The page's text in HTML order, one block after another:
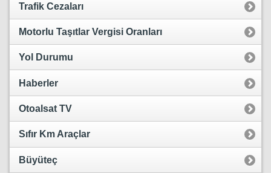
Trafik Cezaları
Motorlu Taşıtlar Vergisi Oranları
Yol Durumu
Haberler
Otoalsat TV
Sıfır Km Araçlar
Büyüteç